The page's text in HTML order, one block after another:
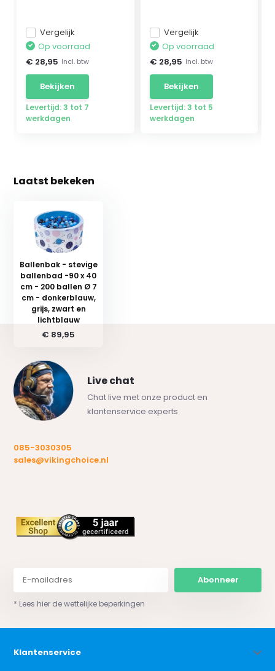
Vergelijk
Op voorraad
€ 28,95 Incl. btw
Bekijken
Levertijd: 3 tot 7
werkdagen
Vergelijk
Op voorraad
€ 28,95 Incl. btw
Bekijken
Levertijd: 3 tot 5
werkdagen
Laatst bekeken
Ballenbak - stevige
ballenbad -90 x 40
cm - 200 ballen Ø 7
cm - donkerblauw,
grijs, zwart en
lichtblauw
€ 89,95
Live chat
Chat live met onze product en
klantenservice experts
085-3030305
sales@vikingchoice.nl
Abonneer
* Lees hier de wettelijke beperkingen
Klantenservice